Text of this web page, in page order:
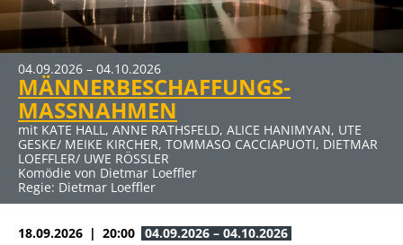
04.09.2026 – 04.10.2026
MÄNNERBESCHAFFUNGS-
MASSNAHMEN
mit KATE HALL, ANNE RATHSFELD, ALICE HANIMYAN, UTE
GESKE/ MEIKE KIRCHER, TOMMASO CACCIAPUOTI, DIETMAR
LOEFFLER/ UWE RÖSSLER
Komödie von Dietmar Loeffler
Regie: Dietmar Loeffler
09.10.2026 – 15.11.2026
DER RAUSCH
mit JENS HAJEK, RON SPIEẞ, DIRK EMMERT u. a.
Komödie von Thomas Vinterberg und Claus Flygare
27.11.2026 – 10.01.2027
ERBE GUT-ALLES GUT
mit HUGO EGON BALDER, RENÉ HEINERSDORFF u. a.
Komödie von René Heinersdorff
22.01.2027 – 07.03.2027
SCHUHE TASCHEN MÄNNER
mit BERNHARD BETTERMANN, NINA PETRI, ANDREAS PETRI
u. a.
Komödie von Stefan Vögel
Regie: Ute Willing
19.03.2027 – 25.04.2027
DER ABSCHIEDSBRIEF
mit MICHAELA MAY UND SIGMAR SOLBACH
Komödie von Audrey Schebat
30.04.2027 – 06.06.2027
ELTERNABEND
mit DUSTIN SEMMELROGGE, CECILIA MUELLER-STAHL, CLAUS
THULL-EMDEN u. a.
Kein Thriller (Auch wenn der Titel nach Horror klingt) von
Sebastian Fitzek für die Bühne bearbeitet von René
Heinersdorff
MEHR INFOS
Klicken Sie auf den Link für mehr Infos und Buchung
18.09.2026 20:00 04.09.2026 – 04.10.2026